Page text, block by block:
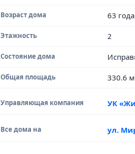
Возраст дома 63 года
Этажность 2
Состояние дома
Общая площадь 330.6 м
Управляющая компания УК
Все дома на ул.